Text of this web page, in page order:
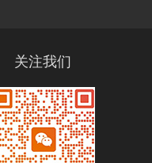
关注我们